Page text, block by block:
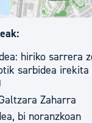
hiriko sarrera
sarbidea irekita
Zaharra
bi noranzkoan